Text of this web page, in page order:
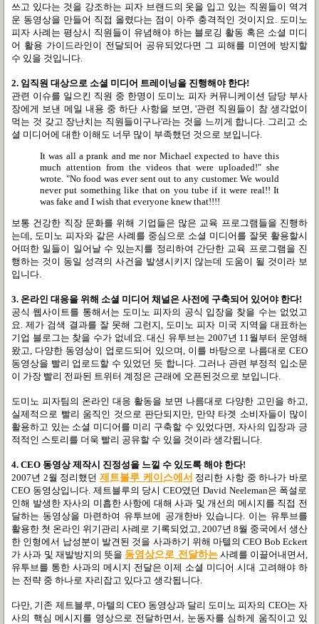
쓰고 있다는 것을 강조하는 피자 브랜드의 옷을 입고 있는 직원들이 역겨
운 동영상을 만들어 직접 올렸다는 점이 아주 충격적인 것이지요. 도미노
피자 사례는 평상시 직원들이 유념해야 하는 블로깅 활동 혹은 소셜 미디
어 활용 가이드라인이 전달되어 공유되었다면 그 피해를 미연에 방지할
수 있을 것입니다.
2. 임직원 대상으로 소셜 미디어 트레이닝을 진행해야 한다!
관련 이슈를 일으킨 직원 중 한명이 도미노 피자 커뮤니케이션 담당 부사
장에게 보낸 메일 내용 중 하단 사항을 보면, '관련 직원들이 참 생각없이
먹는 것 갖고 장난치는 직원들이구나'라는 것을 느끼게 합니다. 그리고 소
셜 미디어에 대한 이해도 너무 많이 부족했던 것으로 보입니다.
It was all a prank and me nor Michael expected to have this
much attention from the videos that were uploaded!" she
wrote. "No food was ever sent out to any customer. We would
never put something like that on you tube if it were real!! It
was fake and I wish that everyone knew that!!!!
보통 건강한 직장 문화를 위해 기업들은 많은 교육 프로그램들을 진행하
는데, 도미노 피자와 같은 사례를 중심으로 소셜 미디어를 잘못 활용할시
어떠한 일들이 일어날 수 있는지를 정리하여 간단한 교육 프로그램을 진
행하는 것이 동일 성격의 사건을 발생시키지 않는데 도움이 될 것이라 보
입니다.
3. 온라인 대응을 위해 소셜 미디어 채널은 사전에 구축되어 있어야 한다!
공식 웹사이트를 통해서는 도미노 피자의 공식 입장을 찾을 수는 없었고
요.제가 검색 결과를 잘 못해 그런지, 도미노 피자 미국 지역을 대표하는
기업 블로그는 찾을 수가 없네요.대신 유투브는 2007년 11월부터 운영해
왔고, 다양한 동영상이 업로드되어 있으며, 이를 바탕으로 나름대로 CEO
동영상을 빨리 업로드할 수 있었던 듯 합니다. 그러나 관련 부정적 입소문
이 가장 빨리 전파된 트위터 계정은 근래에 오픈된것으로 보입니다.
도미노 피자팀의 온라인 대응 활동을 보면 나름대로 다양한 고민을 하고,
실제적으로 빨리 움직인 것으로 판단되지만, 만약 타겟 소비자들이 많이
활용하고 있는 소셜 미디어를 미리 구축할 수 있었다면, 자사의 입장과 긍
적적인 스토리를 더욱 빨리 공유할 수 있을 것이라 생각됩니다.
4. CEO 동영상 제작시 진정성을 느낄 수 있도록 해야 한다!
2007년 2월 정리했던 제트블루 케이스에서 정리한 사항 중 하나가 바로
CEO 동영상입니다. 제트블루의 당시 CEO였던 David Neeleman은 폭설로
인해 발생한 자사의 미흡한 사항에 대해 사과 및 개선의 메시지를 직접 전
달하는 동영상을 마련하여 유투브에 공개한바 있습니다. 이는 유투브를
활용한 첫 온라인 위기관리 사례로 기록되었고, 2007년 8월 중국에서 생산
한 인형에서 납성분이 발견된 것을 사과하기 위해 마텔의 CEO Bob Eckert
가 사과 및 재발방지의 뜻을 동영상으로 전달하는 사례를 이끌어내면서,
유투브를 통한 사과의 메시지 전달은 이제 소셜 미디어 시대 고려해야 하
는 전략 중 하나로 자리잡고 있다고 생각됩니다.
다만, 기존 제트블루, 마텔의 CEO 동영상과 달리 도미노 피자의 CEO는 자
사의 핵심 메시지를 영상으로 전달하면서, 눈동자를 심하게 움직이고 있